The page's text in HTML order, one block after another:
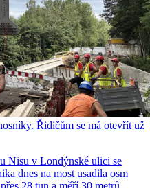
Řidičům se má otevřít už
Nisu v Londýnské ulici se
dnes na most usadila osm